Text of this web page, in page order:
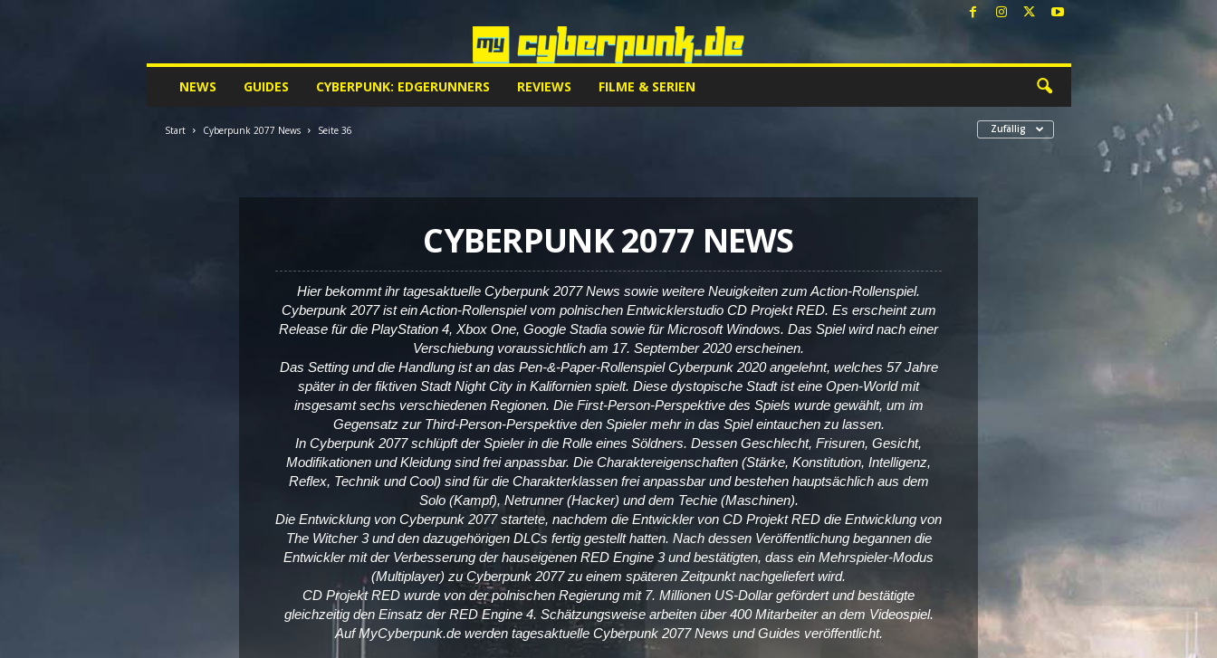
NEWS GUIDES CYBERPUNK: EDGERUNNERS REVIEWS FILME & SERIEN
Start Cyberpunk 2077 News Seite 36 Zufällig
CYBERPUNK 2077 NEWS
Hier bekommt ihr tagesaktuelle Cyberpunk 2077 News sowie weitere Neuigkeiten zum Action-Rollenspiel.
Cyberpunk 2077 ist ein Action-Rollenspiel vom polnischen Entwicklerstudio CD Projekt RED. Es erscheint zum
Release für die PlayStation 4, Xbox One, Google Stadia sowie für Microsoft Windows. Das Spiel wird nach einer
Verschiebung voraussichtlich am 17. September 2020 erscheinen.
Das Setting und die Handlung ist an das Pen-&-Paper-Rollenspiel Cyberpunk 2020 angelehnt, welches 57 Jahre
später in der fiktiven Stadt Night City in Kalifornien spielt. Diese dystopische Stadt ist eine Open-World mit
insgesamt sechs verschiedenen Regionen. Die First-Person-Perspektive des Spiels wurde gewählt, um im
Gegensatz zur Third-Person-Perspektive den Spieler mehr in das Spiel eintauchen zu lassen.
In Cyberpunk 2077 schlüpft der Spieler in die Rolle eines Söldners. Dessen Geschlecht, Frisuren, Gesicht,
Modifikationen und Kleidung sind frei anpassbar. Die Charaktereigenschaften (Stärke, Konstitution, Intelligenz,
Reflex, Technik und Cool) sind für die Charakterklassen frei anpassbar und bestehen hauptsächlich aus dem
Solo (Kampf), Netrunner (Hacker) und dem Techie (Maschinen).
Die Entwicklung von Cyberpunk 2077 startete, nachdem die Entwickler von CD Projekt RED die Entwicklung von
The Witcher 3 und den dazugehörigen DLCs fertig gestellt hatten. Nach dessen Veröffentlichung begannen die
Entwickler mit der Verbesserung der hauseigenen RED Engine 3 und bestätigten, dass ein Mehrspieler-Modus
(Multiplayer) zu Cyberpunk 2077 zu einem späteren Zeitpunkt nachgeliefert wird.
CD Projekt RED wurde von der polnischen Regierung mit 7. Millionen US-Dollar gefördert und bestätigte
gleichzeitig den Einsatz der RED Engine 4. Schätzungsweise arbeiten über 400 Mitarbeiter an dem Videospiel.
Auf MyCyberpunk.de werden tagesaktuelle Cyberpunk 2077 News und Guides veröffentlicht.